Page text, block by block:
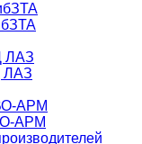
ЛАЗ
ЛАЗ
АРМ
АРМ